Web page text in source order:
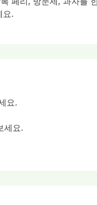
요.
요.
세요.